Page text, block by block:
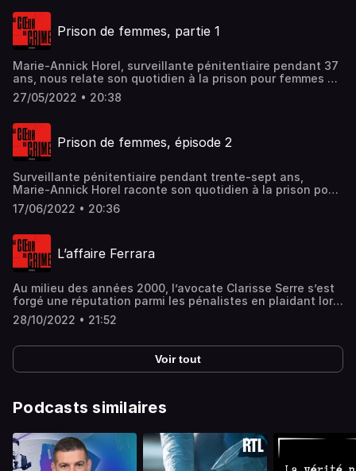
pour "l’Obs", sur la vie au-dessus de tout soupçon de cet
époux et père qui semblait sans histoire. Hébergé par
Acast. Visitez acast.com/privacy pour plus d'informations.
Prison de femmes, partie 1
Marie-Annick Horel, surveillante pénitentiaire pendant 37
ans, nous relate son quotidien à la prison pour femmes de
Rennes. Relations avec les détenues, discriminations dont
sont victimes les femmes, conditions de travail
livre avec franchise et humanité. (Partie 1) Hébergé par
Acast. Visitez acast.com/privacy pour plus d'informations.
27/05/2022 • 20:38
Prison de femmes, épisode 2
Surveillante pénitentiaire pendant trente-sept ans,
Marie-Annick Horel raconte son quotidien à la prison pour
femmes de Rennes. Relations avec les détenues,
discriminations dont elles sont victimes, conditions de
avec franchise et humanité. Hébergé par Acast. Visitez
acast.com/privacy pour plus d'informations.
17/06/2022 • 20:36
L’affaire Ferrara
Au milieu des années 2000, l’avocate Clarisse Serre s’est
forgé une réputation parmi les pénalistes en plaidant lors
des procès d’Antonio Ferrara, surnommé « le roi de la
belle ». Désormais inscrite au barreau de Bobigny, elle
Hébergé par Acast. Visitez acast.com/privacy pour plus
28/10/2022 • 21:52
Voir tout
Podcasts similaires